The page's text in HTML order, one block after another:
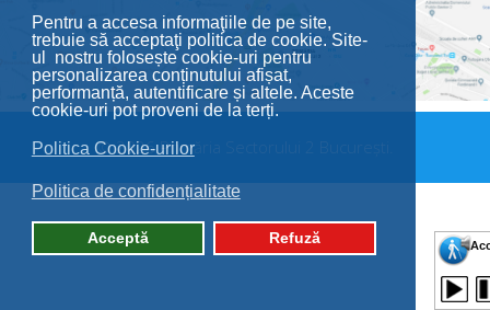
Pentru a accesa informaţiile de pe site,
trebuie să acceptaţi politica de cookie. Site-
ul nostru folosește cookie-uri pentru
personalizarea conținutului afișat,
performanță, autentificare și altele. Aceste
cookie-uri pot proveni de la terți.
Politica Cookie-urilor
Politica de confidențialitate
Acceptă Refuză
© 2026 Primăria Sectorului 2 București.